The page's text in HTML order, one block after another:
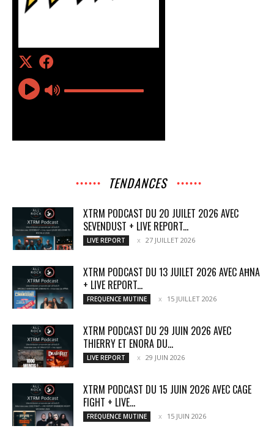
TENDANCES
XTRM PODCAST DU 20 JUILET 2026 AVEC
SEVENDUST + LIVE REPORT...
LIVE REPORT 27 JUILLET 2026
XTRM PODCAST DU 13 JUILET 2026 AVEC AĦNA
+ LIVE REPORT...
FREQUENCE MUTINE 15 JUILLET 2026
XTRM PODCAST DU 29 JUIN 2026 AVEC
THIERRY ET ENORA DU...
LIVE REPORT 29 JUIN 2026
XTRM PODCAST DU 15 JUIN 2026 AVEC CAGE
FIGHT + LIVE...
FREQUENCE MUTINE 15 JUIN 2026